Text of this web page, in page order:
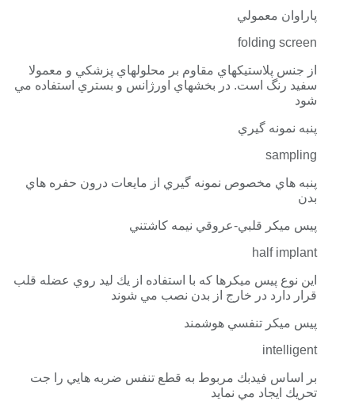
پاراوان معمولي
folding screen
از جنس پلاستيكهاي مقاوم بر محلولهاي پزشكي و معمولا
سفيد رنگ است. در بخشهاي اورژانس و بستري استفاده مي
شود
پنبه نمونه گيري
sampling
پنبه هاي مخصوص نمونه گيري از مايعات درون حفره هاي
بدن
پيس ميكر قلبي-عروقي نيمه كاشتني
half implant
اين نوع پيس ميكرها كه با استفاده از يك ليد روي عضله قلب
قرار دارد در خارج از بدن نصب مي شوند
پيس ميكر تنفسي هوشمند
intelligent
بر اساس فيدبك مربوط به قطع تنفس ضربه هايي را جت
تحريك ايجاد مي نمايد